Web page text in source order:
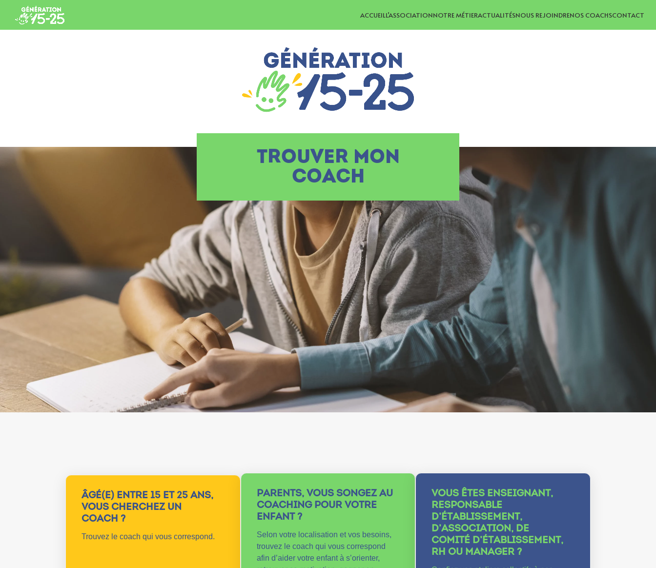
ACCUEILL’ASSOCIATIONNOTRE MÉTIERACTUALITÉSNOUS REJOINDRENOS COACHSCONTACT
TROUVER MON
COACH
ÂGÉ(E) ENTRE 15 ET 25 ANS,
VOUS CHERCHEZ UN
COACH ?
Trouvez le coach qui vous correspond.
PARENTS, VOUS SONGEZ AU
COACHING POUR VOTRE
ENFANT ?
Selon votre localisation et vos besoins,
trouvez le coach qui vous correspond
afin d’aider votre enfant à s’orienter,
VOUS ÊTES ENSEIGNANT,
RESPONSABLE
D’ÉTABLISSEMENT,
D’ASSOCIATION, DE
COMITÉ D’ÉTABLISSEMENT,
RH OU MANAGER ?